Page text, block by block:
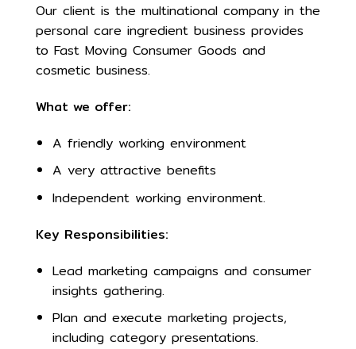
Our client is the multinational company in the
personal care ingredient business provides
to Fast Moving Consumer Goods and
cosmetic business.
What we offer:
A friendly working environment
A very attractive benefits
Independent working environment.
Key Responsibilities:
Lead marketing campaigns and consumer
insights gathering.
Plan and execute marketing projects,
including category presentations.